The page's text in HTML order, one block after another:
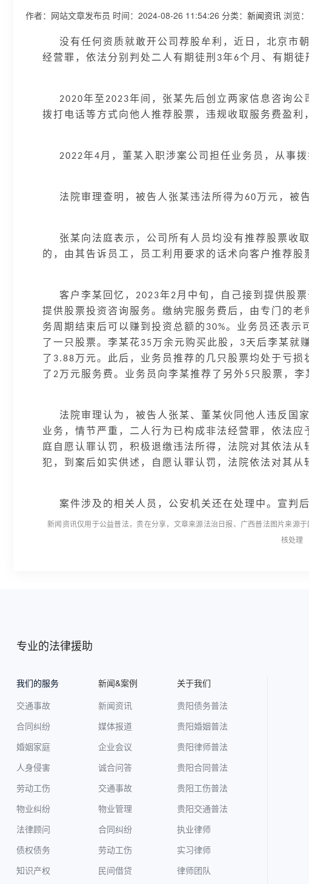
作者：网站文章发布员 时间：2024-08-26 11:54:26 分类： 新闻资讯 浏览
没有任何资质就敢开公司荐股牟利，近日，北京市
经营罪，依法分别判处二人有期徒刑 3年6个月、有期徒
2020年至2023年间，张某先后创立两家信息咨询
拨打电话等方式向他人推荐股票，违规收取服务费盈利
2022年4 月，董某入职涉案公司担任业务员，从事拨
法院审理查明，被告人张某违法所得为60万元，被
张某向法庭表示，公司所有人员均没有推荐股票收
的，由其告诉员工，员工利用要求的话术向客户推荐股
客户李某回忆， 2023年2 月中旬，自己接到提供股
提供股票投资咨询服务。缴纳完服务费后，由专门的
务周期结束后可以赚到投资总额的 30%。业务员还表示
了一只股票。李某花35万余元购买此股， 3天后李某就
了 3.88万元。此后，业务员推荐的几只股票均处于亏
了 2万元服务费。业务员向李某推荐了另外5 只股票，李
法院审理认为，被告人张某、董某伙同他人违反国
业务，情节严重，二人行为已构成非法经营罪，依法
庭自愿认罪认罚，积极退缴违法所得，法院对其依法
犯，到案后如实供述，自愿认罪认罚，法院依法对其从
案件涉及的相关人员，公安机关还在处理中。 宣判
新闻资讯仅用于公益普法，贵在分享，文章来源法治日报、广西普法图片来源
核处理
专业的法律援助
我们的服务
交通事故
合同纠纷
婚姻家庭
人身侵害
劳动工伤
物业纠纷
法律顾问
债权债务
知识产权
新闻&案例
新闻资讯
媒体报道
企业会议
诚合问答
交通事故
物业管理
合同纠纷
劳动工伤
民间借贷
关于我们
贵阳债务普法
贵阳婚姻普法
贵阳律师普法
贵阳合同普法
贵阳工伤普法
贵阳交通普法
执业律师
实习律师
律师团队